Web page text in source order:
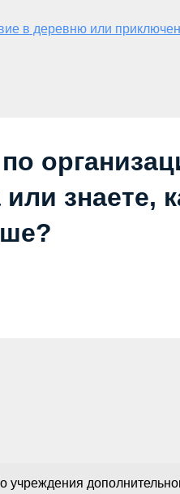
в деревню или
знаете,